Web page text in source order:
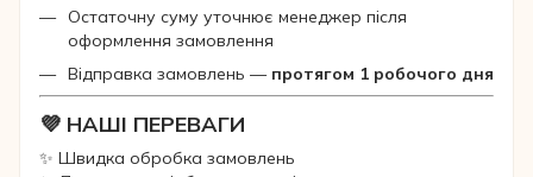
Остаточну суму уточнює менеджер після
оформлення замовлення
Відправка замовлень — протягом 1 робочого дня
💜 НАШІ ПЕРЕВАГИ
✨ Швидка обробка замовлень